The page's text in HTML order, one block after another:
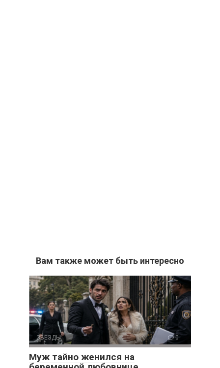
Вам также может быть интересно
ЗВЕЗДЫ 0
Муж тайно женился на